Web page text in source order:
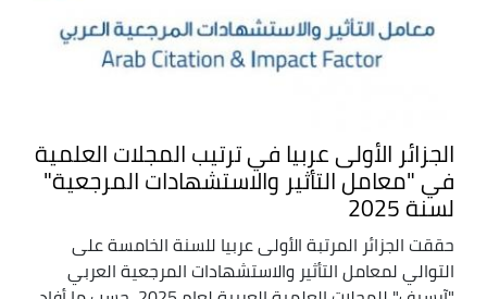
الجزائر الأولى عربيا في ترتيب المجلات العلمية
في "معامل التأثير والاستشهادات المرجعية"
لسنة 2025
حققت الجزائر المرتبة الأولى عربيا للسنة الخامسة على
التوالي لمعامل التأثير والاستشهادات المرجعية العربي